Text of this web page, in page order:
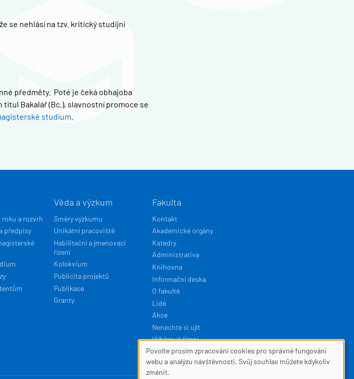
se nehlásí na tzv. kritický studijní
předměty. Poté je čeká obhajoba
Bakalář (Bc.), slavnostní promoce se
studium
a rozvrh
předpisy
Věda a výzkum
Směry výzkumu
Unikátní pracoviště
Habilitační a jmenovací
řízení
Kolokvium
Publicita projektů
Publikace
Granty
Fakulta
Kontakt
Akademické orgány
Katedry
Administrativa
Knihovna
Informační deska
O fakultě
Lidé
Akce
Nenechte si ujít
Výběrová řízení
Developed bySquelle
SOUBORY
Povolte prosím zpracování cookies pro správné fungování
webu a analýzu návštěvnosti. Svůj souhlas můžete kdykoliv
změnit.